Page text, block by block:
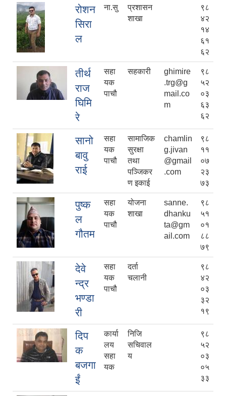
रोशन
सिरा
ल
ना.सु
प्रशासन
शाखा
९८
४२
१४
६१
६२
तीर्थ
राज
घिमि
रे
सहा
यक
पाचौ
सहकारी
ghimire
.trg@g
mail.co
m
९८
५२
०३
६३
६२
सानो
बावु
राई
सहा
यक
पाचौ
सामाजिक
सुरक्षा
तथा
पञ्जिकर
ण इकाई
chamlin
g.jivan
@gmail
.com
९८
११
०७
२३
७३
पुष्क
ल
गौतम
सहा
यक
पाचौ
योजना
शाखा
sanne.
dhanku
ta@gm
ail.com
९८
५१
०१
८८
७९
देवे
न्द्र
भण्डा
री
सहा
यक
पाचौ
दर्ता
चलानी
९८
४२
०३
३२
१९
दिप
क
बजगा
ईं
कार्या
लय
सहा
यक
निजि
सचिवाल
य
९८
५२
०३
०५
३३